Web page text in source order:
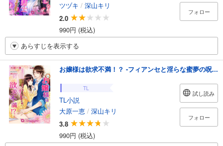
ツヅキ / 深山キリ
2.0
990円 (税込)
フォロー
あらすじを表示する
お嬢様は欲求不満！？ -フィアンセと淫らな蜜夢の呪...
TL
TL小説
大原一恵 / 深山キリ
3.8
990円 (税込)
試し読み
フォロー